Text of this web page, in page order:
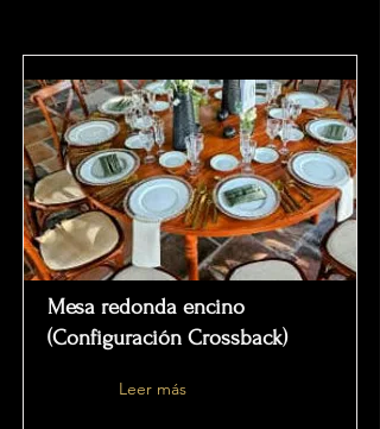
Mesa redonda encino
(Configuración Crossback)
Leer más